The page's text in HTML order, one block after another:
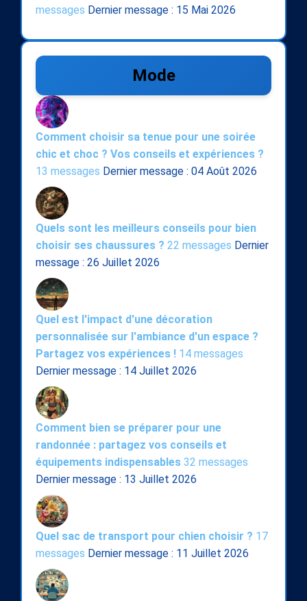
messages Dernier message : 15 Mai 2026
Mode
Comment choisir sa tenue pour une soirée
chic et choc ? Vos conseils et expériences ?
13 messages Dernier message : 04 Août 2026
Quels sont les meilleurs conseils pour bien
choisir ses chaussures ? 22 messages Dernier
message : 26 Juillet 2026
Quel est l'impact d'une décoration
personnalisée sur l'ambiance d'un espace ?
Partagez vos expériences ! 14 messages
Dernier message : 14 Juillet 2026
Comment bien se préparer pour une
randonnée : partagez vos conseils et
équipements indispensables 32 messages
Dernier message : 13 Juillet 2026
Quel sac de transport pour chien choisir ? 17
messages Dernier message : 11 Juillet 2026